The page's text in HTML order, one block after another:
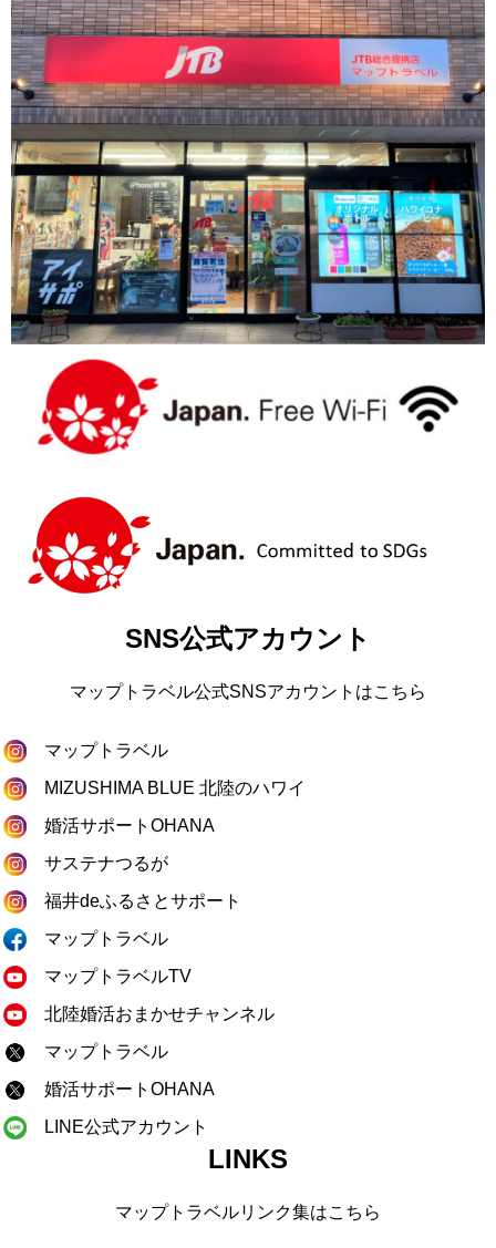
SNS公式アカウント
マップトラベル公式SNSアカウントはこちら
マップトラベル
MIZUSHIMA BLUE 北陸のハワイ
婚活サポートOHANA
サステナつるが
福井deふるさとサポート
マップトラベル
マップトラベルTV
北陸婚活おまかせチャンネル
マップトラベル
婚活サポートOHANA
LINE公式アカウント
LINKS
マップトラベルリンク集はこちら